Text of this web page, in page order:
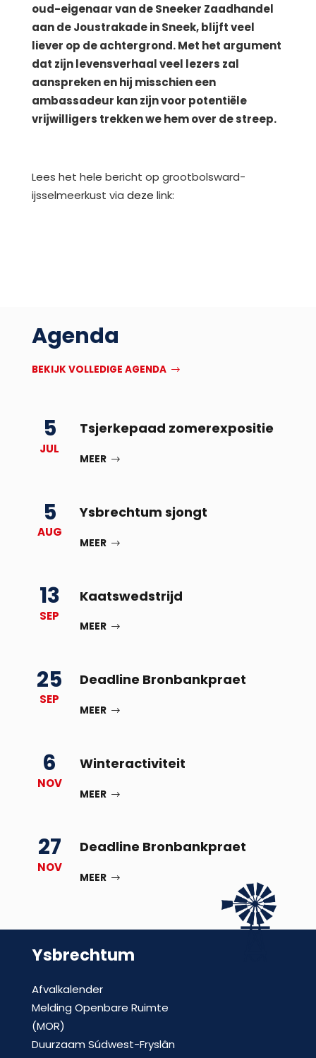
oud-eigenaar van de Sneeker Zaadhandel
aan de Joustrakade in Sneek, blijft veel
liever op de achtergrond. Met het argument
dat zijn levensverhaal veel lezers zal
aanspreken en hij misschien een
ambassadeur kan zijn voor potentiële
vrijwilligers trekken we hem over de streep.
Lees het hele bericht op grootbolsward-
ijsselmeerkust via deze link:
Agenda
BEKIJK VOLLEDIGE AGENDA
5
JUL
Tsjerkepaad zomerexpositie
MEER
5
AUG
Ysbrechtum sjongt
MEER
13
SEP
Kaatswedstrijd
MEER
25
SEP
Deadline Bronbankpraet
MEER
6
NOV
Winteractiviteit
MEER
27
NOV
Deadline Bronbankpraet
MEER
Ysbrechtum
Afvalkalender
Melding Openbare Ruimte
(MOR)
Duurzaam Súdwest-Fryslân